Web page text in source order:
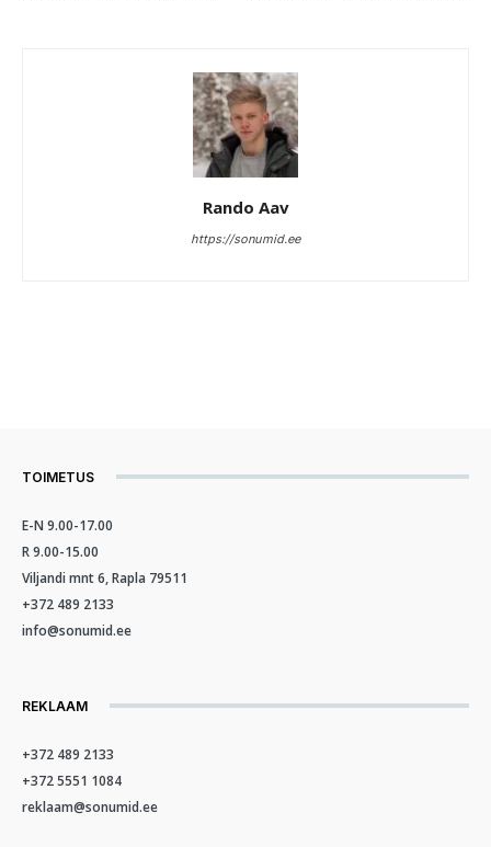
Rando Aav
https://sonumid.ee
TOIMETUS
E-N 9.00-17.00
R 9.00-15.00
Viljandi mnt 6, Rapla 79511
+372 489 2133
info@sonumid.ee
REKLAAM
+372 489 2133
+372 5551 1084
reklaam@sonumid.ee